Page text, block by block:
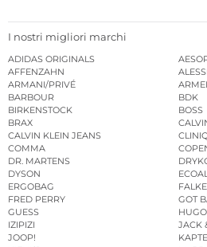
I nostri migliori marchi
ADIDAS ORIGINALS
AFFENZAHN
ALESSI
ARMANI/PRIVÉ
BARBOUR
BDK
BIRKENSTOCK
BOSS
BRAX
CALVIN KLEIN JEANS
COMMA
DR. MARTENS
DYSON
ERGOBAG
FALKE
FRED PERRY
GOT
GUESS
HUGO
IZIPIZI
JACK
JOOP!